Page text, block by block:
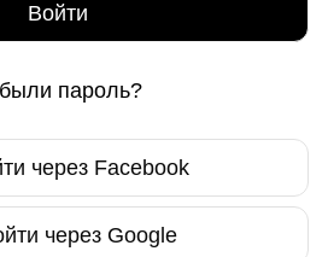
Войти
пароль?
через Facebook
через Google